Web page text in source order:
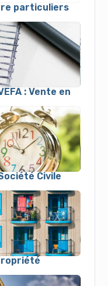
particuliers
: Vente en
Civile